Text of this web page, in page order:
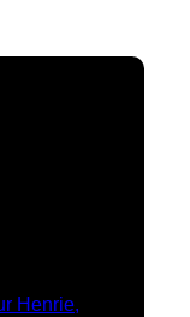
Henrie,